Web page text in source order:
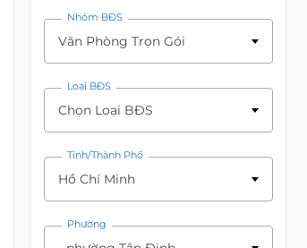
Nhóm BĐS
Văn Phòng Trọn Gói
Loại BĐS
Chọn Loại BĐS
Tỉnh/Thành Phố
Hồ Chí Minh
Phường